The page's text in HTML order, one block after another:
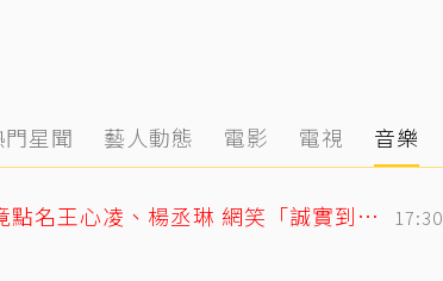
門星聞 藝人動態 電影 電視 音樂
「寬魚」財報超直白！竟點名王心凌、楊丞琳 網笑「誠實到不行」 17:30